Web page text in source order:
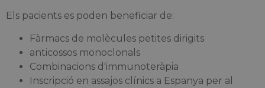
Els pacients es poden beneficiar de:
Fàrmacs de molècules petites dirigits
anticossos monoclonals
Combinacions d'immunoteràpia
Inscripció en assajos clínics a Espanya per al